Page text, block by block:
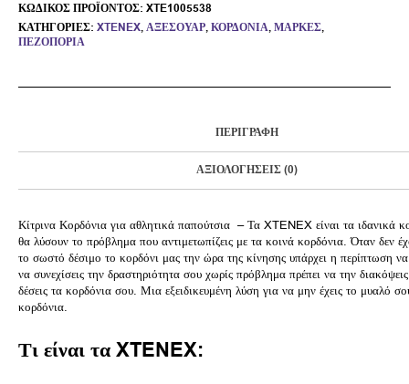
ΚΩΔΙΚΌΣ ΠΡΟΪΌΝΤΟΣ: XTE1005538
ΚΑΤΗΓΟΡΊΕΣ: XTENEX,ΑΞΕΣΟΥΆΡ,ΚΟΡΔΌΝΙΑ,ΜΆΡΚΕΣ,
ΠΕΖΟΠΟΡΊΑ
ΠΕΡΙΓΡΑΦΉ
ΑΞΙΟΛΟΓΉΣΕΙΣ (0)
Κίτρινα Κορδόνια για αθλητικά παπούτσια – Τα XTENEX είναι τα ιδανικά
θα λύσουν το πρόβλημα που αντιμετωπίζεις με τα κοινά κορδόνια.Όταν δεν
το σωστό δέσιμο το κορδόνι μας την ώρα της κίνησης υπάρχει η περίπτωση
να συνεχίσεις την δραστηριότητα σου χωρίς πρόβλημα πρέπει να την
δέσεις τα κορδόνια σου. Μια εξειδικευμένη λύση για να μην έχεις το μυαλό
κορδόνια.
Τι είναι τα XTENEX: